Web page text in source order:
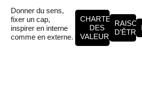
Donner du sens,
fixer un cap,
inspirer en interne
comme en externe.
CHARTE
DES
VALEURS
D’ÊTRE